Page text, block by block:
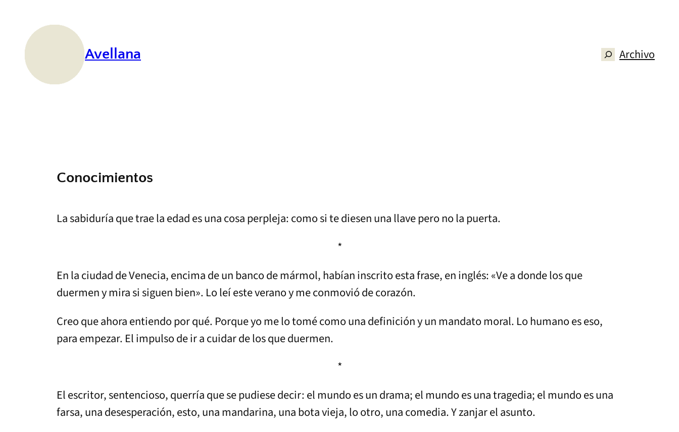
contenido
Avellana BuscarArchivo
Conocimientos
La sabiduría que trae la edad es una cosa perpleja: como si te diesen una llave pero no la puerta.
*
En la ciudad de Venecia, encima de un banco de mármol, habían inscrito esta frase, en inglés: «Ve a donde los que
duermen y mira si siguen bien». Lo leí este verano y me conmovió de corazón.
Creo que ahora entiendo por qué. Porque yo me lo tomé como una definición y un mandato moral. Lo humano es eso,
para empezar. El impulso de ir a cuidar de los que duermen.
*
El escritor, sentencioso, querría que se pudiese decir: el mundo es un drama; el mundo es una tragedia; el mundo es una
farsa, una desesperación, esto, una mandarina, una bota vieja, lo otro, una comedia. Y zanjar el asunto.